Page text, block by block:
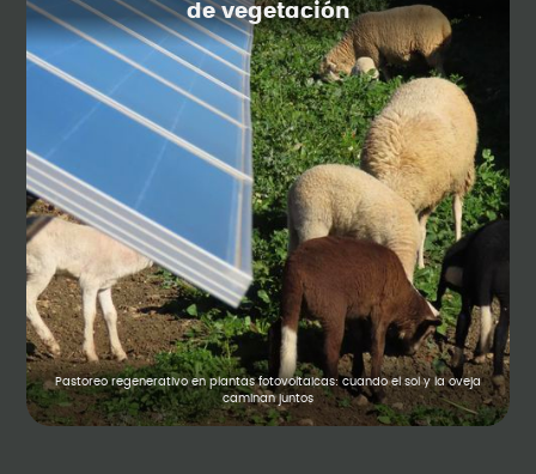
de vegetación
Pastoreo regenerativo en plantas fotovoltaicas: cuando el sol y la oveja
caminan juntos